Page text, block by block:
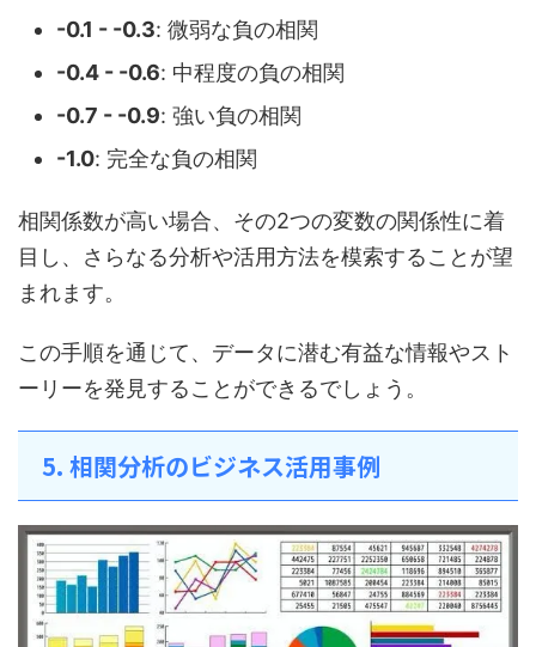
-0.1 - -0.3: 微弱な負の相関
-0.4 - -0.6: 中程度の負の相関
-0.7 - -0.9: 強い負の相関
-1.0: 完全な負の相関
相関係数が高い場合、その2つの変数の関係性に着
目し、さらなる分析や活用方法を模索することが望
まれます。
この手順を通じて、データに潜む有益な情報やスト
ーリーを発見することができるでしょう。
5. 相関分析のビジネス活用事例